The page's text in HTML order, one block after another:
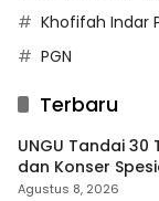
Khofifah Indar
PGN
Terbaru
UNGU Tandai
dan Konser
Agustus 8, 2026